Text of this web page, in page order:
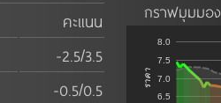
คะแนน
-2.5/3.5
-0.5/0.5
กราฟมุมมอ
6.5
7.0
7.5
8.0
ราคา